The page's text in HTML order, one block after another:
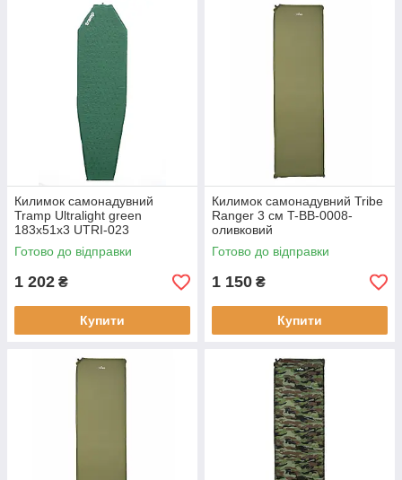
Килимок самонадувний
Tramp Ultralight green
183х51х3 UTRI-023
компактний легкий для
туризму до -0 °C 890 г
Готово до відправки
1 202 ₴
Купити
Килимок самонадувний Tribe
Ranger 3 см T-BB-0008-
оливковий
Готово до відправки
1 150 ₴
Купити